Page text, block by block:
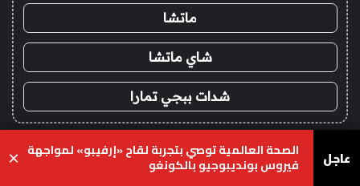
ماتشا
شاي ماتشا
شدات ببجي تمارا
خدمات الباك لينك والجيست
عاجل الصحة العالمية توصي بتجربة لقاح «إرفيبو» لمواجهة
فيروس بونديبوجيو بالكونغو ×